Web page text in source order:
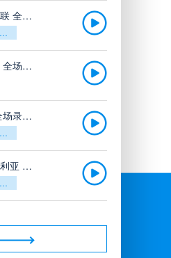
05月28日 伊普斯维奇vs西汉姆联 全场录像回放
英超第38轮
05月28日 凉山鹫诺vs重庆瀚达 全场录像
05月27日 威尼斯vs尤文图斯 全场录像回放
意甲第38轮
05月27日 比利亚雷亚尔vs塞维利亚 全场录像回放
西甲第38轮